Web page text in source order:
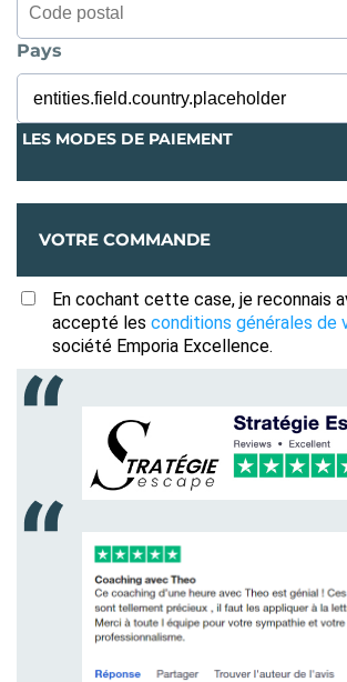
Pays
LES MODES DE PAIEMENT
VOTRE COMMANDE
En cochant cette case, je reconnais
accepté les conditions générales de
société Emporia Excellence.